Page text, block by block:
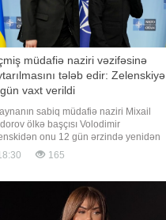
müdafiə naziri vəzifəsinə
tələb edir: Zelenskiyə
vaxt verildi
sabiq müdafiə naziri Mixail
ölkə başçısı Volodimir
onu 12 gün ərzində yenidən
bərpa etməsini tələb edib. xəbər
ki, bu barədə o, öz keçmiş müavini
bildirib. Fyodorov qeyd
ki, gələcək planlarını avqustun 18-
165